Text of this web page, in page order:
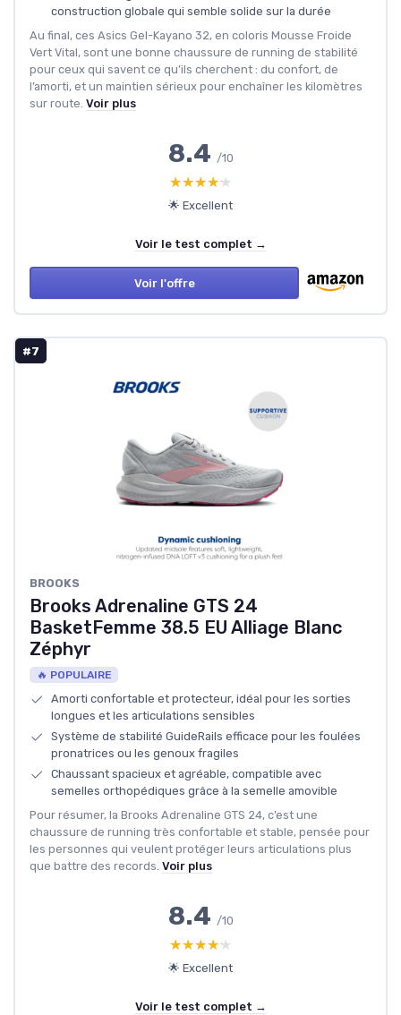
construction globale qui semble solide sur la durée
Au final, ces Asics Gel-Kayano 32, en coloris Mousse Froide
Vert Vital, sont une bonne chaussure de running de stabilité
pour ceux qui savent ce qu’ils cherchent : du confort, de
l’amorti, et un maintien sérieux pour enchaîner les kilomètres
sur route. Voir plus
8.4 /10
★★★★★
★★★★★
🌟 Excellent
Voir le test complet →
Voir l'offre
#7
BROOKS
Brooks Adrenaline GTS 24
BasketFemme 38.5 EU Alliage Blanc
Zéphyr
🔥 POPULAIRE
Amorti confortable et protecteur, idéal pour les sorties
longues et les articulations sensibles
Système de stabilité GuideRails efficace pour les foulées
pronatrices ou les genoux fragiles
Chaussant spacieux et agréable, compatible avec
semelles orthopédiques grâce à la semelle amovible
Pour résumer, la Brooks Adrenaline GTS 24, c’est une
chaussure de running très confortable et stable, pensée pour
les personnes qui veulent protéger leurs articulations plus
que battre des records. Voir plus
8.4 /10
★★★★★
★★★★★
🌟 Excellent
Voir le test complet →